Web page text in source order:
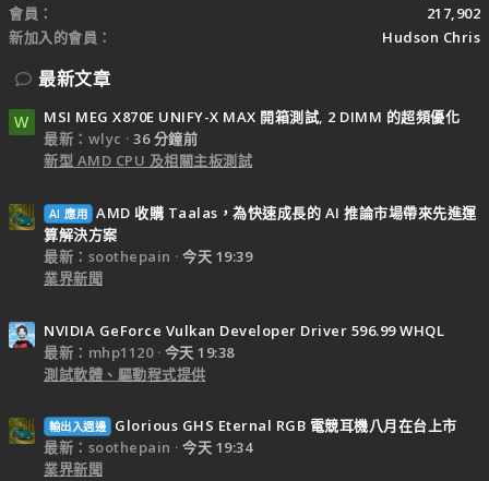
會員
217,902
新加入的會員
Hudson Chris
最新文章
W
MSI MEG X870E UNIFY-X MAX 開箱測試, 2 DIMM 的超頻優化
最新：wlyc
36 分鐘前
新型 AMD CPU 及相關主板測試
AI 應用 AMD 收購 Taalas，為快速成長的 AI 推論市場帶來先進運
算解決方案
最新：soothepain
今天 19:39
業界新聞
NVIDIA GeForce Vulkan Developer Driver 596.99 WHQL
最新：mhp1120
今天 19:38
測試軟體、驅動程式提供
輸出入週邊
Glorious GHS Eternal RGB 電競耳機八月在台上市
最新：soothepain
今天 19:34
業界新聞